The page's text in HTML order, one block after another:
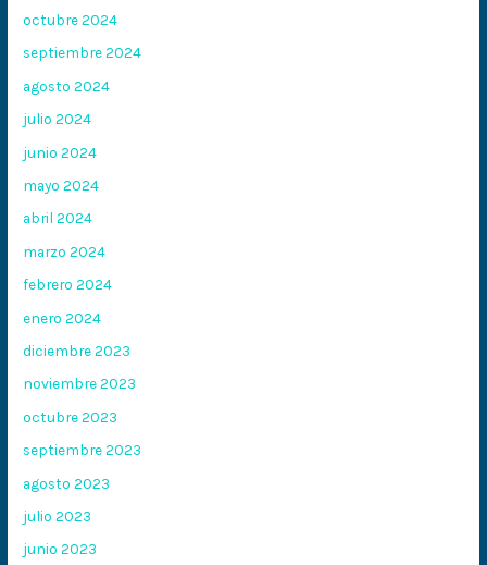
octubre 2024
septiembre 2024
agosto 2024
julio 2024
junio 2024
mayo 2024
abril 2024
marzo 2024
febrero 2024
enero 2024
diciembre 2023
noviembre 2023
octubre 2023
septiembre 2023
agosto 2023
julio 2023
junio 2023